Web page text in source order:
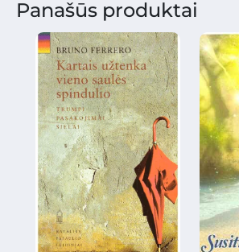
Panašūs produktai